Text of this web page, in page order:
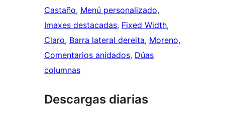
Castaño, Menú personalizado
Imaxes destacadas, Fixed Width
Claro, Barra lateral dereita, Moreno
Comentarios anidados, Dúas
columnas
Descargas diarias